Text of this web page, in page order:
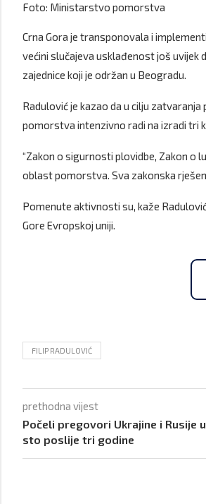
Foto: Ministarstvo pomorstva
Crna Gora je transponovala i
većini slučajeva usklađenost još uvijek
zajednice koji je održan u Beogradu.
Radulović je kazao da u cilju
pomorstva intenzivno radi na izradi tri
“Zakon o sigurnosti plovidbe, Zakon o
oblast pomorstva. Sva zakonska
Pomenute aktivnosti su, kaže
Gore Evropskoj uniji.
FILIP RADULOVIĆ
prethodna vijest
Počeli pregovori Ukrajine i Rusije
sto poslije tri godine